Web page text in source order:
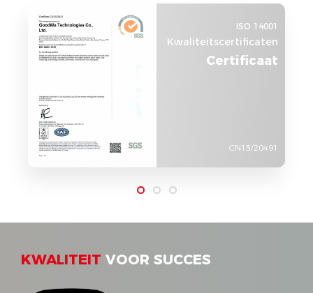
ISO 14001
Kwaliteitscertificaten
Certificaat
CN13/20491
KWALITEIT VOOR SUCCES